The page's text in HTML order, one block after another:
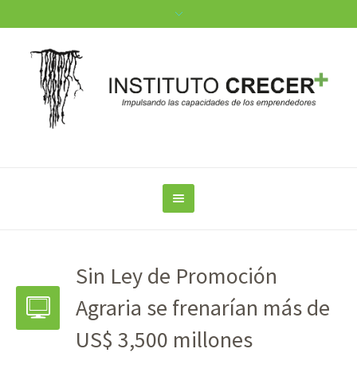
Sin Ley de Promoción
Agraria se frenarían más de
US$ 3,500 millones